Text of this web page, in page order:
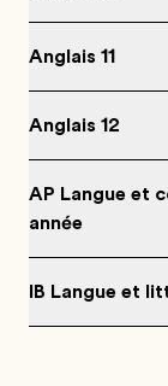
Anglais 11
Anglais 12
AP Langue et
année
IB Langue et